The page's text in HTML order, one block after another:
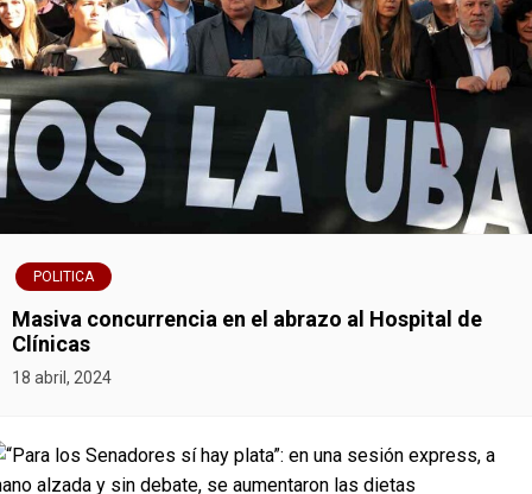
POLITICA
Masiva concurrencia en el abrazo al Hospital de
Clínicas
18 abril, 2024